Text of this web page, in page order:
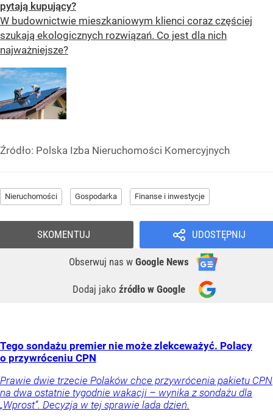
pytają kupujący?
W budownictwie mieszkaniowym klienci coraz częściej
szukają ekologicznych rozwiązań. Co jest dla nich
najważniejsze?
Źródło: Polska Izba Nieruchomości Komercyjnych
Nieruchomości Gospodarka Finanse i inwestycje
UDOSTĘPNIJ
Obserwuj nas w Google News
Dodaj jako źródło w Google
SKOMENTUJ
Tego sondażu premier nie może zlekceważyć. Polacy
o przywróceniu CPN
Prawie dwie trzecie Polaków chce przywrócenia pakietu CPN
na dwa ostatnie tygodnie wakacji – wynika z sondażu dla
„Wprost”. Decyzja w tej sprawie lada dzień.